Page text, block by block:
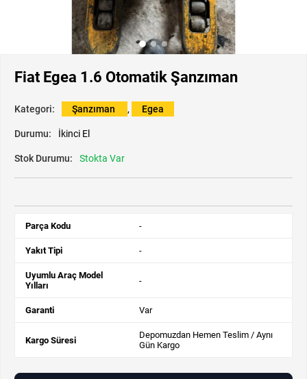
Fiat Egea 1.6 Otomatik Şanzıman
Kategori: Şanzıman , Egea
Durumu: İkinci El
Stok Durumu: Stokta Var
Parça Kodu -
Yakıt Tipi -
Uyumlu Araç Model
Yılları
-
Garanti Var
Kargo Süresi
Depomuzdan Hemen Teslim / Aynı
Gün Kargo